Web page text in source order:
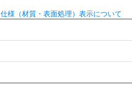
仕様（材質・表面処理）表示について